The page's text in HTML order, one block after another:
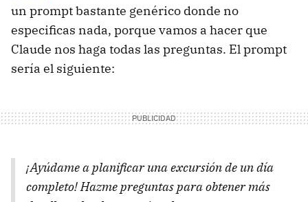
un prompt bastante genérico donde no
especificas nada, porque vamos a hacer que
Claude nos haga todas las preguntas. El prompt
sería el siguiente:
¡Ayúdame a planificar una excursión de un día
completo! Hazme preguntas para obtener más